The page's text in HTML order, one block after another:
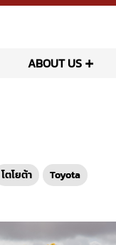
ABOUT US
โตโยต้า Toyota